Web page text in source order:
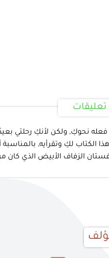
تعليقات
نحوكِ, ولكن لأنكِ رحلتي
الكتاب لكِ وتقرأيه,
الزفاف الأبيض الذي كان من